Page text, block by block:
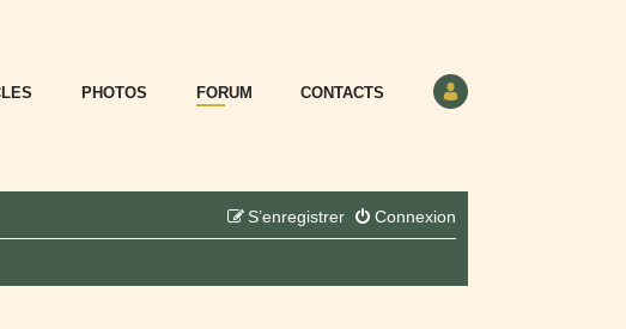
PHOTOS FORUM CONTACTS
Connexion
S’enregistrer